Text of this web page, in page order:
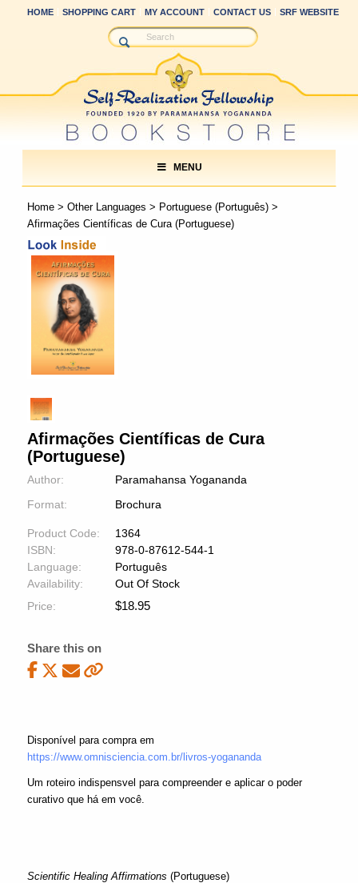
HOME SHOPPING CART MY ACCOUNT CONTACT US SRF WEBSITE
MENU
Home> Other Languages > Portuguese (Português)>
Afirmações Científicas de Cura (Portuguese)
Afirmações Científicas de Cura
(Portuguese)
Author:
Paramahansa Yogananda
Format:
Brochura
Product Code:
1364
ISBN:
978-0-87612-544-1
Language:
Português
Availability:
Out Of Stock
Price:
$18.95
Share this on
Disponível para compra em
https://www.omnisciencia.com.br/livros-yogananda
Um roteiro indispensvel para compreender e aplicar o poder
curativo que há em você.
Scientific Healing Affirmations (Portuguese)